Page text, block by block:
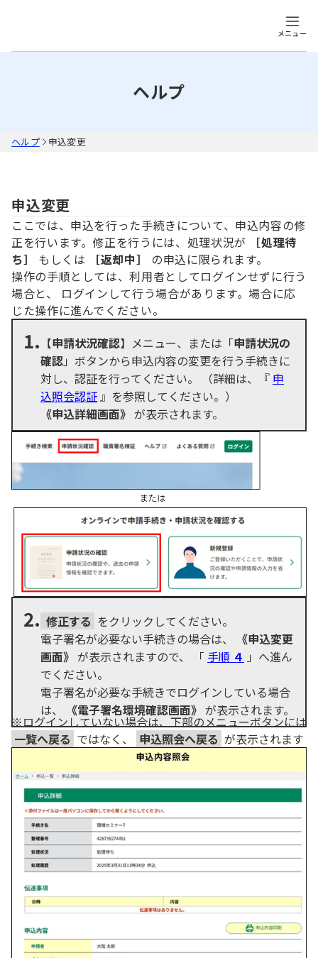
メニュー
ヘルプ
ヘルプ 申込変更
申込変更
ここでは、申込を行った手続きについて、申込内容の修
正を行います。修正を行うには、処理状況が
［処理待
ち］
もしくは ［返却中］
の申込に限られます。
操作の手順としては、利用者としてログインせずに行う
場合と、 ログインして行う場合があります。場合に応
じた操作に進んでください。
1. 【申請状況確認】メニュー、または「申請状況の
確認」ボタンから申込内容の変更を行う手続きに
対し、認証を行ってください。 （詳細は、『 申
込照会認証』を参照してください。）
《申込詳細画面》 が表示されます。
2. 修正する をクリックしてください。
電子署名が必要ない手続きの場合は、
《申込変更
画面》 が表示されますので、 「 手順 ４ 」へ進ん
でください。
電子署名が必要な手続きでログインしている場合
は、
《電子署名環境確認画面》 が表示されます。
※ログインしていない場合は、下部のメニューボタンには
一覧へ戻る ではなく、 申込照会へ戻る が表示されます